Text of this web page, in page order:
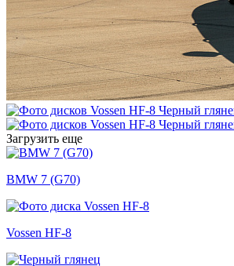
Загрузить еще
BMW 7 (G70)
Vossen HF-8